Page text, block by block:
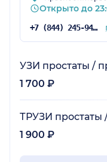
Открыто до
+7 (844) 245-94-38
УЗИ простаты /
1 700 ₽
ТРУЗИ простаты
1 900 ₽